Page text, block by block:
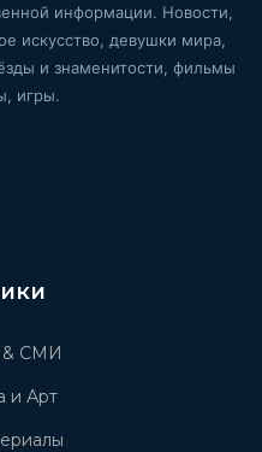
информации. Новости,
искусство, девушки мира,
и знаменитости, фильмы
игры.
& СМИ
и Арт